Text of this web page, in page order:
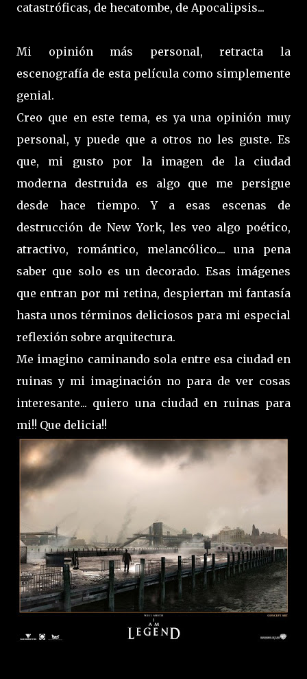
catastróficas, de hecatombe, de Apocalipsis...
Mi opinión más personal, retracta la
escenografía de esta película como simplemente
genial.
Creo que en este tema, es ya una opinión muy
personal, y puede que a otros no les guste. Es
que, mi gusto por la imagen de la ciudad
moderna destruida es algo que me persigue
desde hace tiempo. Y a esas escenas de
destrucción de New York, les veo algo poético,
atractivo, romántico, melancólico.... una pena
saber que solo es un decorado. Esas imágenes
que entran por mi retina, despiertan mi fantasía
hasta unos términos deliciosos para mi especial
reflexión sobre arquitectura.
Me imagino caminando sola entre esa ciudad en
ruinas y mi imaginación no para de ver cosas
interesante... quiero una ciudad en ruinas para
mi!! Que delicia!!